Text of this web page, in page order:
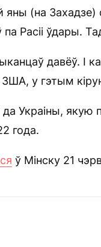
яны (на
Расіі ўдары.
давёў. І
у гэтым
да Украіны,
года.
ў Мінску 21